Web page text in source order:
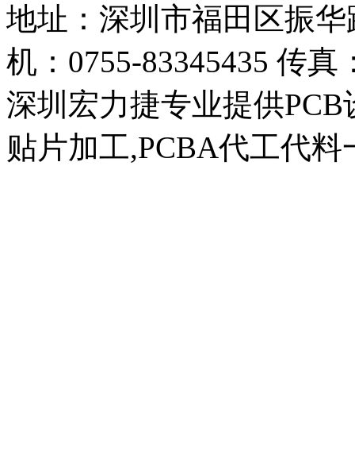
地址：深圳市福田区振
机：0755-83345435 传真
深圳宏力捷专业提供
贴片加工,PCBA代工代料